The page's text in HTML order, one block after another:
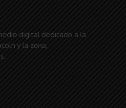
digital dedicado a la
y la zona,